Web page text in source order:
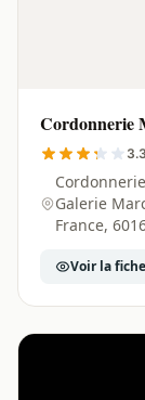
Cordonnerie
Galerie
France,
Voir la fiche